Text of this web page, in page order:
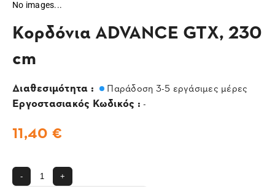
No images...
Κορδόνια ADVANCE GTX, 230
cm
Διαθεσιμότητα : Παράδοση 3-5 εργάσιμες μέρες
Εργοστασιακός Κωδικός : -
11,40 €
- +